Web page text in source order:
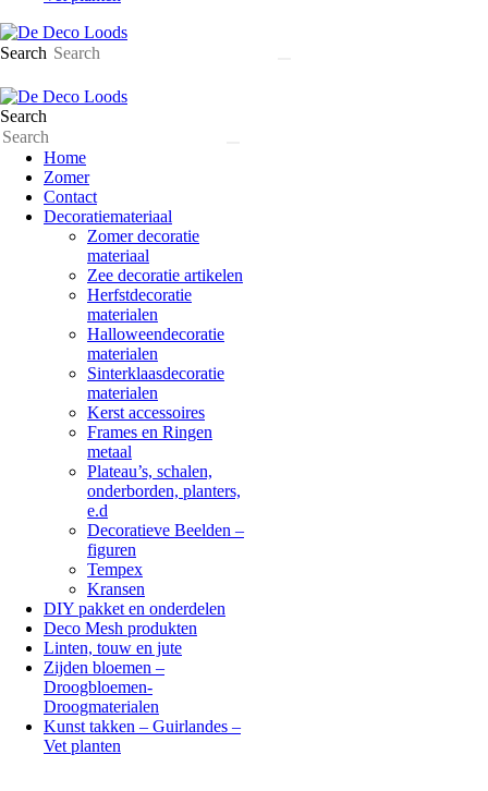
Search
Search
Home
Zomer
Contact
Decoratiemateriaal
Zomer decoratie
materiaal
Zee decoratie artikelen
Herfstdecoratie
materialen
Halloweendecoratie
materialen
Sinterklaasdecoratie
materialen
Kerst accessoires
Frames en Ringen
metaal
Plateau’s, schalen,
onderborden, planters,
e.d
Decoratieve Beelden –
figuren
Tempex
Kransen
DIY pakket en onderdelen
Deco Mesh produkten
Linten, touw en jute
Zijden bloemen –
Droogbloemen-
Droogmaterialen
Kunst takken – Guirlandes –
Vet planten